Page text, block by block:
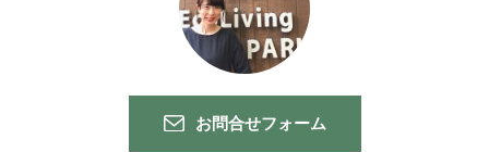
お問合せフォーム